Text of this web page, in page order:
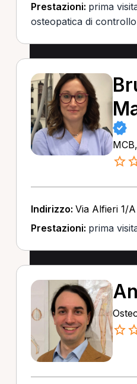
Prestazioni: prima
osteopatica di controllo
Indirizzo: Via Alfieri 1/
Prestazioni: prima